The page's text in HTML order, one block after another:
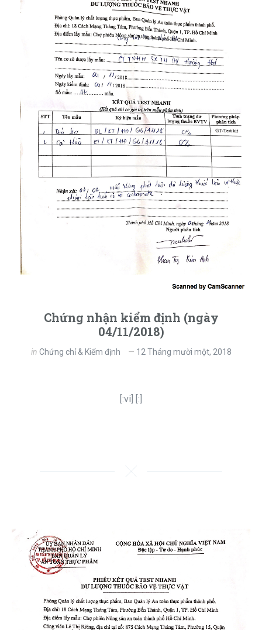
Chứng nhận kiểm định (ngày
04/11/2018)
in Chứng chỉ & Kiểm định 12 Tháng mười một, 2018
[:vi] [:]